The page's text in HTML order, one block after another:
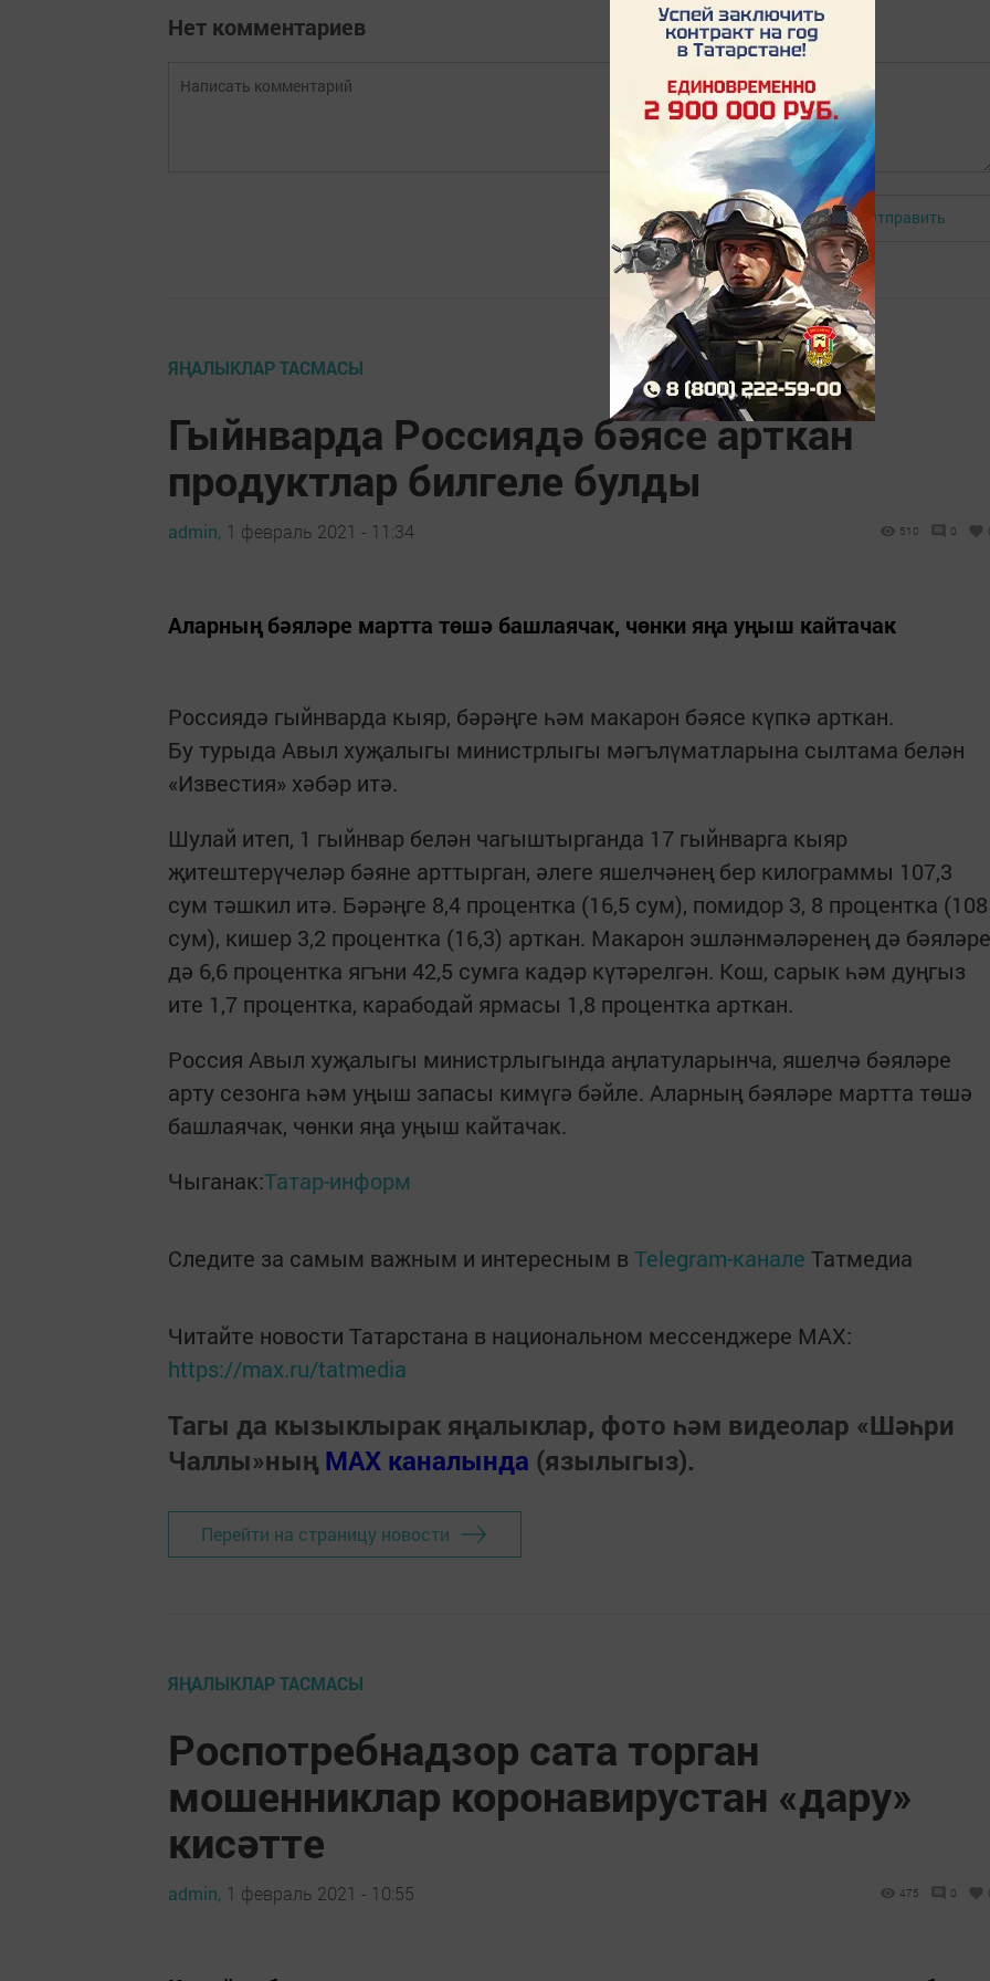
Нет комментариев
Авторизоваться Отправить
ЯҢАЛЫКЛАР ТАСМАСЫ
Гыйнварда Россиядә бәясе арткан
продуктлар билгеле булды
admin, 1 февраль 2021 - 11:34 510 0
Аларның бәяләре мартта төшә башлаячак, чөнки яңа уңыш кайтачак
Россиядә гыйнварда кыяр, бәрәңге һәм макарон бәясе күпкә арткан.
Бу турыда Авыл хуҗалыгы министрлыгы мәгълүматларына сылтама белән
«Известия» хәбәр итә.
Шулай итеп, 1 гыйнвар белән чагыштырганда 17 гыйнварга кыяр
җитештерүчеләр бәяне арттырган, әлеге яшелчәнең бер килограммы 107,3
сум тәшкил итә. Бәрәңге 8,4 процентка (16,5 сум), помидор 3, 8 процентка (108
сум), кишер 3,2 процентка (16,3) арткан. Макарон эшләнмәләренең дә бәяләре
дә 6,6 процентка ягъни 42,5 сумга кадәр күтәрелгән. Кош, сарык һәм дуңгыз
ите 1,7 процентка, карабодай ярмасы 1,8 процентка арткан.
Россия Авыл хуҗалыгы министрлыгында аңлатуларынча, яшелчә бәяләре
арту сезонга һәм уңыш запасы кимүгә бәйле. Аларның бәяләре мартта төшә
башлаячак, чөнки яңа уңыш кайтачак.
Чыганак:Татар-информ
Следите за самым важным и интересным в Telegram-канале Татмедиа
Читайте новости Татарстана в национальном мессенджере MАХ:
https://max.ru/tatmedia
Тагы да кызыклырак яңалыклар, фото һәм видеолар «Шәһри
Чаллы»ның MAX каналында (язылыгыз).
Перейти на страницу новости
ЯҢАЛЫКЛАР ТАСМАСЫ
Роспотребнадзор сата торган
мошенниклар коронавирустан «дару»
кисәтте
admin, 1 февраль 2021 - 10:55 475 0